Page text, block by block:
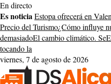
Saltar
al
contenido
En directo
Es noticiaEstopa ofrecerá en
Precio del Turismo¿Cómo influye
demasiadoEl cambio climático. Se
tocando la
viernes, 7 de agosto de 2026